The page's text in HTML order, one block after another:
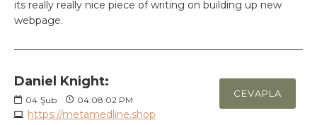
its really really nice piece of writing on building up new
webpage.
Daniel Knight:
04 Şub 04:08:02 PM
https://metamedline.shop
CEVAPLA